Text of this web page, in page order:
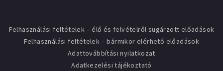
Felhasználási feltételek – élő és felvételről sugárzott előadások
Felhasználási feltételek – bármikor elérhető előadások
Adattovábbítási nyilatkozat
Adatkezelési tájékoztató